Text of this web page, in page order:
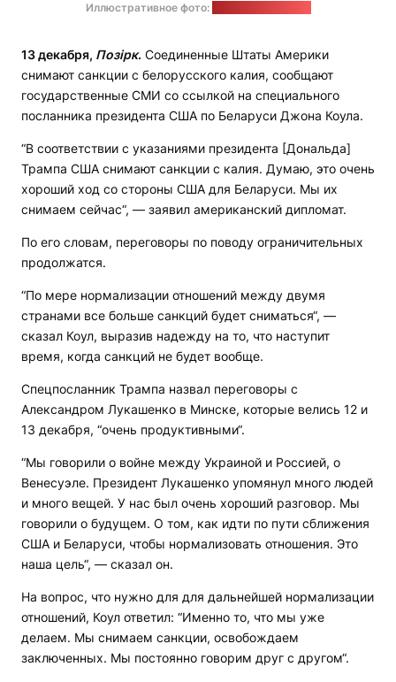
Иллюстративное фото:
13 декабря, Позірк. Соединенные Штаты Америки
снимают санкции с белорусского калия, сообщают
государственные СМИ со ссылкой на специального
посланника президента США по Беларуси Джона Коула.
“В соответствии с указаниями президента [Дональда]
Трампа США снимают санкции с калия. Думаю, это очень
хороший ход со стороны США для Беларуси. Мы их
снимаем сейчас“, — заявил американский дипломат.
По его словам, переговоры по поводу ограничительных
продолжатся.
“По мере нормализации отношений между двумя
странами все больше санкций будет сниматься“, —
сказал Коул, выразив надежду на то, что наступит
время, когда санкций не будет вообще.
Спецпосланник Трампа назвал переговоры с
Александром Лукашенко в Минске, которые велись 12 и
13 декабря, “очень продуктивными“.
“Мы говорили о войне между Украиной и Россией, о
Венесуэле. Президент Лукашенко упомянул много людей
и много вещей. У нас был очень хороший разговор. Мы
говорили о будущем. О том, как идти по пути сближения
США и Беларуси, чтобы нормализовать отношения. Это
наша цель“, — сказал он.
На вопрос, что нужно для для дальнейшей нормализации
отношений, Коул ответил: “Именно то, что мы уже
делаем. Мы снимаем санкции, освобождаем
заключенных. Мы постоянно говорим друг с другом“.